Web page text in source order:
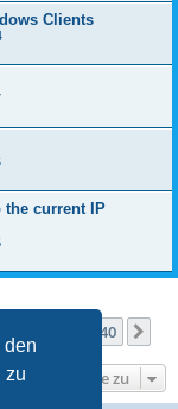
den
zu
Clients
the current IP
40
Gehe zu